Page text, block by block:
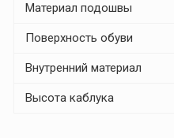
Материал подошвы
Поверхность обуви
Внутренний материал
Высота каблука